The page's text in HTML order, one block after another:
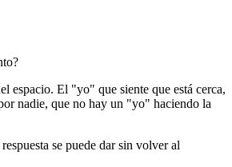
espacio. El "yo" que siente que está cerca,
nadie, que no hay un "yo" haciendo la
se puede dar sin volver al